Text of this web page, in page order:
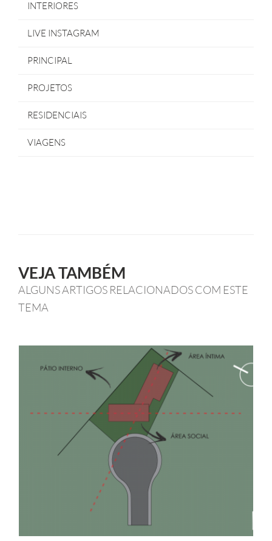
INTERIORES
LIVE INSTAGRAM
PRINCIPAL
PROJETOS
RESIDENCIAIS
VIAGENS
VEJA TAMBÉM
ALGUNS ARTIGOS RELACIONADOS COM ESTE
TEMA